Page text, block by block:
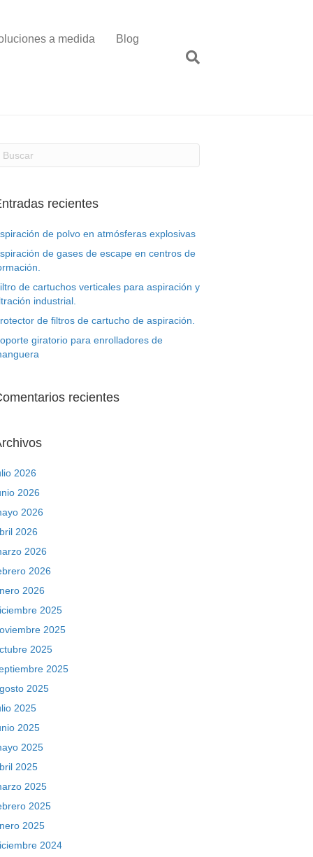
a medida Blog
recientes
de polvo en atmósferas explosivas
de gases de escape en centros de
de cartuchos verticales para aspiración y
industrial.
de filtros de cartucho de aspiración.
giratorio para enrolladores de
recientes
2026
2026
2026
2026
2026
2026
2026
2025
2025
2025
2025
2025
2025
2025
2025
2025
2025
2025
2025
2024